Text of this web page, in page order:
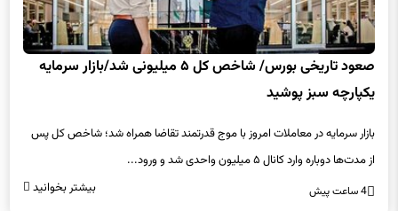
صعود تاریخی بورس/ شاخص کل ۵ میلیونی شد/بازار سرمایه
یکپارچه سبز پوشید
از مدت‌ها دوباره وارد کانال ۵ میلیون واحدی شد و ورود...
4 ساعت پیش